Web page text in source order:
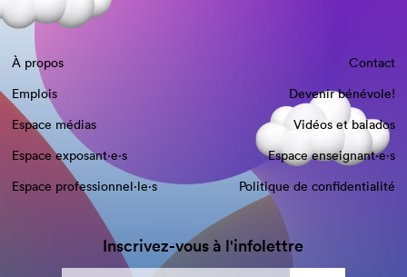
À propos
Contact
Emplois
Devenir bénévole!
Espace médias
Vidéos et balados
Espace exposant·e⋅s
Espace enseignant·e⋅s
Espace professionnel·le⋅s
Politique de confidentialité
Inscrivez-vous à l'infolettre